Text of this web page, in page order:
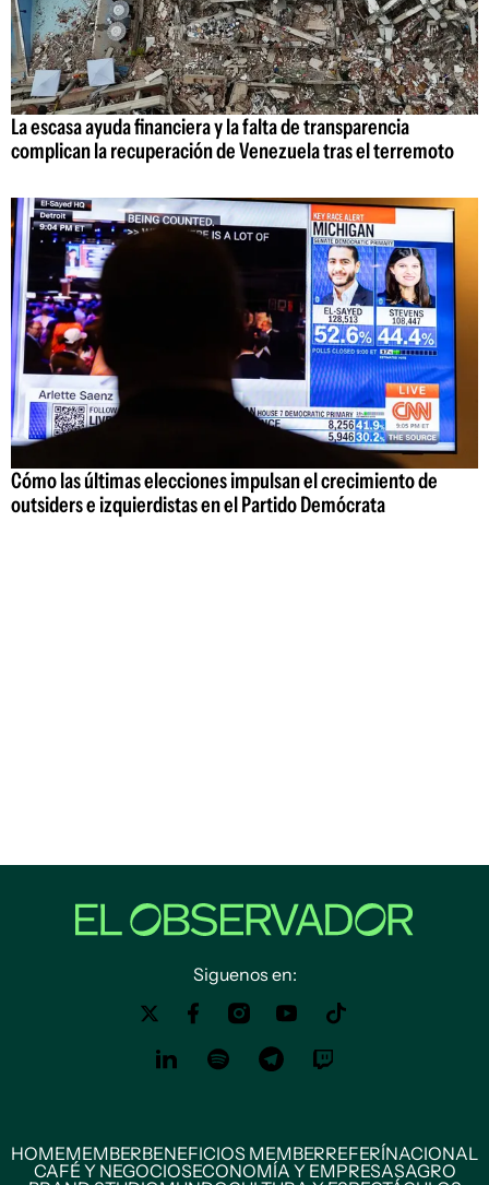
La escasa ayuda financiera y la falta de transparencia
complican la recuperación de Venezuela tras el terremoto
Cómo las últimas elecciones impulsan el crecimiento de
outsiders e izquierdistas en el Partido Demócrata
Siguenos en:
HOMEMEMBERBENEFICIOS MEMBERREFERÍNACIONAL
CAFÉ Y NEGOCIOSECONOMÍA Y EMPRESASAGRO